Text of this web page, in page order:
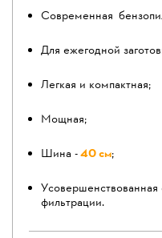
Современная
Для ежегодной
Легкая и компактная;
Мощная;
Шина -40 см;
фильтрации.